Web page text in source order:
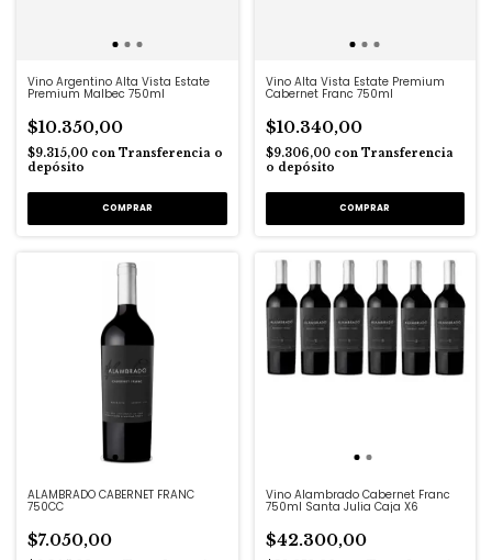
Vino Argentino Alta Vista Estate
Premium Malbec 750ml
$10.350,00
$9.315,00 con Transferencia o
depósito
Vino Alta Vista Estate Premium
Cabernet Franc 750ml
$10.340,00
$9.306,00 con Transferencia
o depósito
ALAMBRADO CABERNET FRANC
750CC
$7.050,00
Vino Alambrado Cabernet Franc
750ml Santa Julia Caja X6
$42.300,00